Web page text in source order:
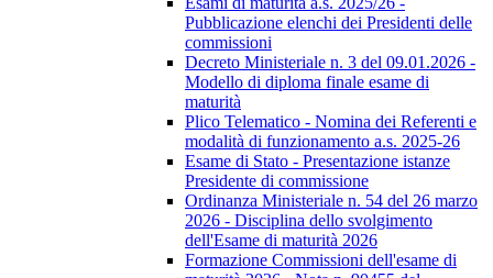
Pubblicazione elenchi dei Presidenti delle
commissioni
Decreto Ministeriale n. 3 del 09.01.2026 -
Modello di diploma finale esame di
maturità
Plico Telematico - Nomina dei Referenti e
modalità di funzionamento a.s. 2025-26
Esame di Stato - Presentazione istanze
Presidente di commissione
Ordinanza Ministeriale n. 54 del 26 marzo
2026 - Disciplina dello svolgimento
dell'Esame di maturità 2026
Formazione Commissioni dell'esame di